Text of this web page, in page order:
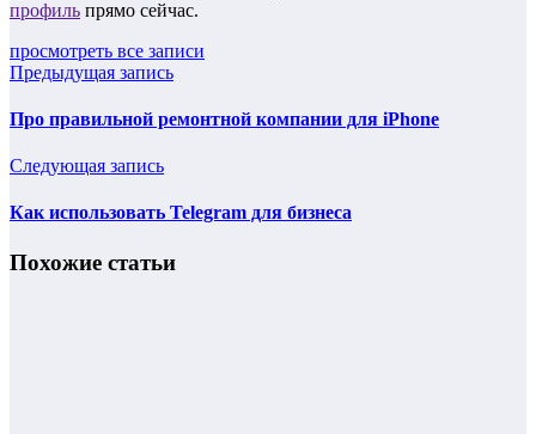
профиль прямо сейчас.
просмотреть все записи
Предыдущая запись
Про правильной ремонтной компании для iPhone
Следующая запись
Как использовать Telegram для бизнеса
Похожие статьи